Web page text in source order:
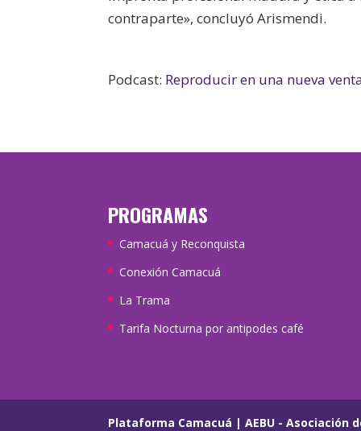
contraparte», concluyó Arismendi.
Podcast: Reproducir en una nueva
PROGRAMAS
Camacuá y Reconquista
Conexión Camacuá
La Trama
Tarifa Nocturna por antipodes café
Plataforma Camacuá |AEBU - Asociación